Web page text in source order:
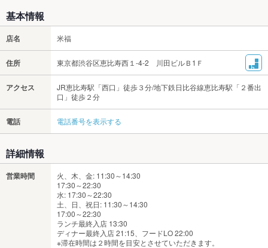
基本情報
店名 米福
住所 東京都渋谷区恵比寿西１-4-2 川田ビルＢ1Ｆ
アクセス
JR恵比寿駅「西口」徒歩３分/地下鉄日比谷線恵比寿駅「２番出
口」徒歩２分
電話 電話番号を表示する
詳細情報
営業時間
火、木、金: 11:30～14:30
17:30～22:30
水: 17:30～22:30
土、日、祝日: 11:30～14:30
17:00～22:30
ランチ最終入店 13:30
ディナー最終入店 21:15、フードLO 22:00
※滞在時間は２時間を目安とさせていただきます。